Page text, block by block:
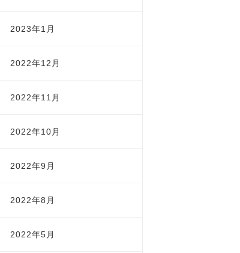
2023年1月
2022年12月
2022年11月
2022年10月
2022年9月
2022年8月
2022年5月